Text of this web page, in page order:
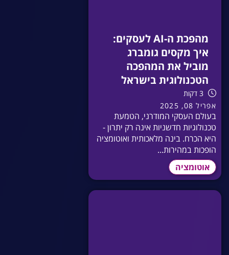
מהפכת ה-AI לעסקים:
איך מקסים גומברג
מוביל את המהפכה
הטכנולוגית בישראל
3 דקות
אפריל 08, 2025
בעולם העסקי המודרני, הטמעת
טכנולוגיות חדשניות אינה רק יתרון -
היא הכרח. בינה מלאכותית ואוטומציה
הופכות במהירות...
אוטומציה